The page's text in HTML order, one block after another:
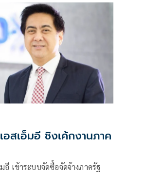
อสเอ็มอี ชิงเค้กงานภาค
อี เข้าระบบจัดซื้อจัดจ้างภาครัฐ